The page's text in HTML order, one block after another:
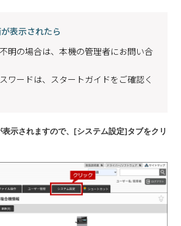
表示されたら
明の場合は、本機の管理者にお問い合
ワードは、スタートガイドをご確認く
示されますので、[システム設定]タブをクリ